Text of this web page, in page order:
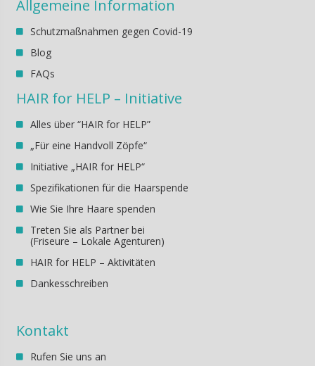
Allgemeine Information
Schutzmaßnahmen gegen Covid-19
Blog
FAQs
HAIR for HELP – Initiative
Alles über “HAIR for HELP”
„Für eine Handvoll Zöpfe“
Initiative „HAIR for HELP“
Spezifikationen für die Haarspende
Wie Sie Ihre Haare spenden
Treten Sie als Partner bei
(Friseure – Lokale Agenturen)
HAIR for HELP – Aktivitäten
Dankesschreiben
Kontakt
Rufen Sie uns an